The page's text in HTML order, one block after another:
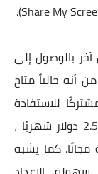
بالوصول إلى
أنه حالياً متاح
للاستفادة
الكاملة من هذه الميزة. تبدأ الأسعار من 2.50 دولار شهريًا ،
كما يشبه